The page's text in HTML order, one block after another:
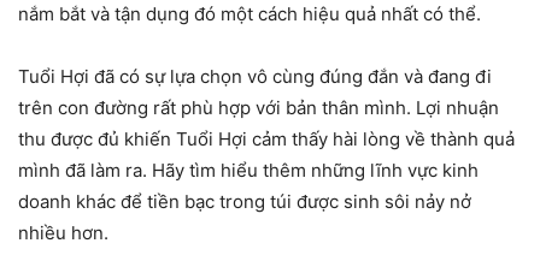
nắm bắt và tận dụng đó một cách hiệu quả nhất có thể.
Tuổi Hợi đã có sự lựa chọn vô cùng đúng đắn và đang đi
trên con đường rất phù hợp với bản thân mình. Lợi nhuận
thu được đủ khiến Tuổi Hợi cảm thấy hài lòng về thành quả
mình đã làm ra. Hãy tìm hiểu thêm những lĩnh vực kinh
doanh khác để tiền bạc trong túi được sinh sôi nảy nở
nhiều hơn.